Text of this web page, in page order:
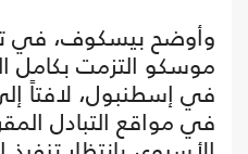
وأوضح بيسكوف، في
موسكو التزمت بكامل
في إسطنبول، لافتاً
في مواقع التبادل